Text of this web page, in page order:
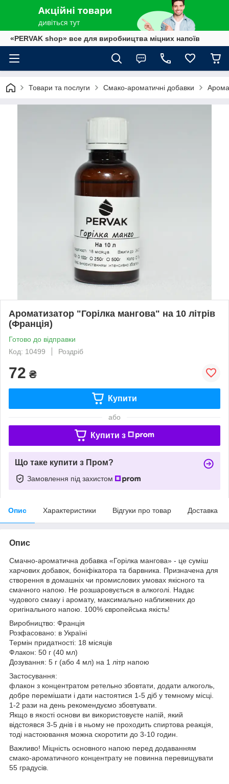
«PERVAK shop» все для виробництва міцних напоїв
Товари та послуги Смако-ароматичні добавки
Ароматизатор "Горілка мангова" на 10 літрів
(Франція)
Готово до відправки
Код: 10499
Роздріб
72 ₴
Купити
або
Купити з
Що таке купити з Пром?
Замовлення під захистом
Опис Характеристики Відгуки про товар Доставка
Опис
Смачно-ароматична добавка «Горілка мангова» - це суміш
харчових добавок, боніфікатора та барвника. Призначена для
створення в домашніх чи промислових умовах якісного та
смачного напою. Не розшаровується в алкоголі. Надає
чудового смаку і аромату, максимально наближених до
оригінального напою. 100% європейська якість!
Виробництво: Франція
Розфасовано: в Україні
Термін придатності: 18 місяців
Флакон: 50 г (40 мл)
Дозування: 5 г (або 4 мл) на 1 літр напою
Застосування:
флакон з концентратом ретельно збовтати, додати алкоголь,
добре перемішати і дати настоятися 1-5 діб у темному місці.
1-2 рази на день рекомендуємо збовтувати.
Якщо в якості основи ви використовуєте напій, який
відстоявся 3-5 днів і в ньому не проходить спиртова реакція,
тоді настоювання можна скоротити до 3-10 годин.
Важливо! Міцність основного напою перед додаванням
смако-ароматичного концентрату не повинна перевищувати
55 градусів.